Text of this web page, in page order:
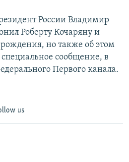
России Владимир
Роберту Кочаряну и
но также об этом
сообщение, в
Первого канала.
us